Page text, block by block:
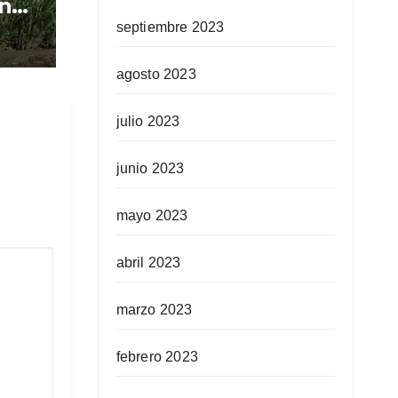
septiembre 2023
agosto 2023
julio 2023
junio 2023
mayo 2023
abril 2023
marzo 2023
febrero 2023